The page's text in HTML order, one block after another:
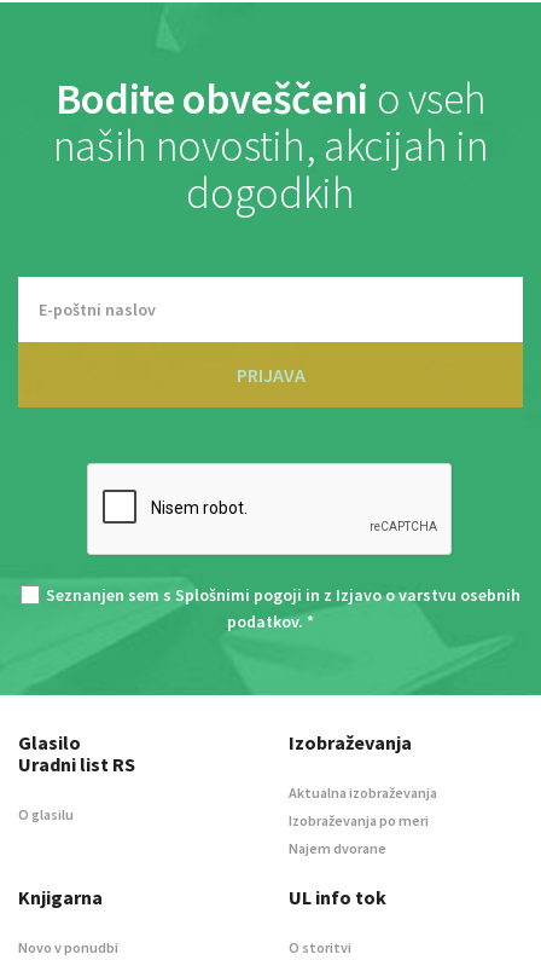
Bodite obveščeni o vseh
naših novostih, akcijah in
dogodkih
PRIJAVA
Seznanjen sem s Splošnimi pogoji in z Izjavo o varstvu osebnih
podatkov. *
Glasilo
Uradni list RS
O glasilu
Izobraževanja
Aktualna izobraževanja
Izobraževanja po meri
Najem dvorane
Knjigarna
Novo v ponudbi
UL info tok
O storitvi